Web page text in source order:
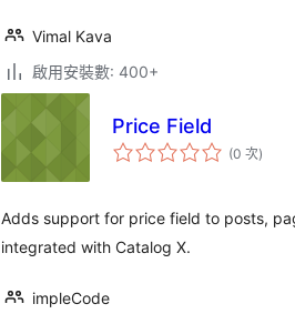
Vimal Kava
啟用安裝數: 400+
Price Field
(0 次評
分)
Adds support for price field to posts,
integrated with Catalog X.
impleCode